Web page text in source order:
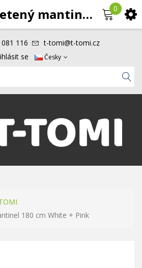
116
t-tomi@t-tomi.cz
se
Česky
0
180 cm White + Pink
T-TOMI Pletený mantinel 180 cm White + Pink